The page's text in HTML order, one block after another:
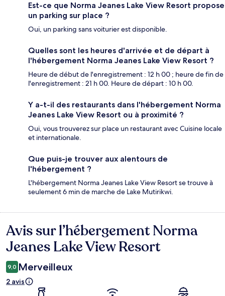
Est-ce que Norma Jeanes Lake View Resort propose
un parking sur place ?
Oui, un parking sans voiturier est disponible.
Quelles sont les heures d'arrivée et de départ à
l'hébergement Norma Jeanes Lake View Resort ?
Heure de début de l'enregistrement : 12 h 00 ; heure de fin de
l'enregistrement : 21 h 00. Heure de départ : 10 h 00.
Y a-t-il des restaurants dans l'hébergement Norma
Jeanes Lake View Resort ou à proximité ?
Oui, vous trouverez sur place un restaurant avec Cuisine locale
et internationale.
Que puis-je trouver aux alentours de
l'hébergement ?
L'hébergement Norma Jeanes Lake View Resort se trouve à
seulement 6 min de marche de Lake Mutirikwi.
Avis
Avis sur l’hébergement Norma
Jeanes Lake View Resort
9,0 Merveilleux
2 avis